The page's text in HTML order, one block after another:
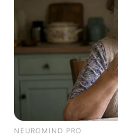
It's Genius
FORGE BODY
Polar Bear
NEUROMIND PRO